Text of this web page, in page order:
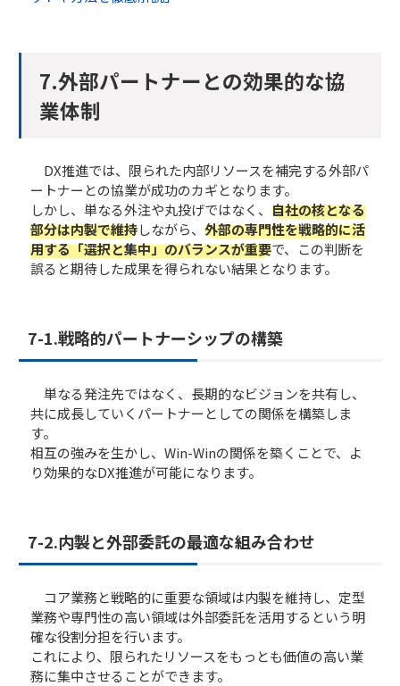
7.外部パートナーとの効果的な協
業体制
DX推進では、限られた内部リソースを補完する外部パ
ートナーとの協業が成功のカギとなります。
しかし、単なる外注や丸投げではなく、 自社の核となる
部分は内製で維持しながら、 外部の専門性を戦略的に活
用する「選択と集中」のバランスが重要で、この判断を
誤ると期待した成果を得られない結果となります。
7-1.​​戦略的パートナーシップの構築
単なる発注先ではなく、長期的なビジョンを共有し、
共に成長していくパートナーとしての関係を構築しま
す。
相互の強みを生かし、Win-Winの関係を築くことで、よ
り効果的なDX推進が可能になります。
7-2.内製と外部委託の最適な組み合わせ
コア業務と戦略的に重要な領域は内製を維持し、定型
業務や専門性の高い領域は外部委託を活用するという明
確な役割分担を行います。
これにより、限られたリソースをもっとも価値の高い業
務に集中させることができます。